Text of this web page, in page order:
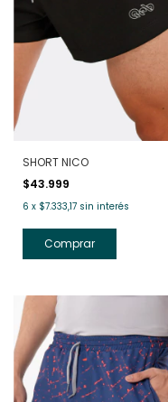
SHORT NICO
$43.999
6 x $7.333,17 sin interés
Comprar